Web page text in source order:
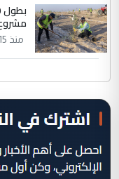
منذ 15 ساعة